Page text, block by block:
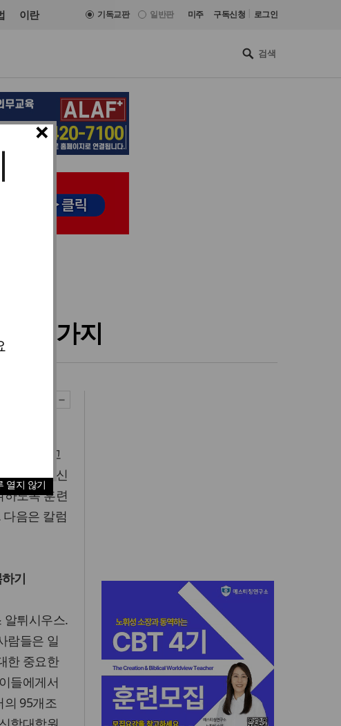
이란 기독교판 일반판 미주 구독신청 로그인
×
열지 않기
육 3가지
부 시절 고
가 쓴 ‘신
도록 훈련
음은 칼럼
기
알튀시우스.
람들은 일
한 중요한
들에게서
의 95개조